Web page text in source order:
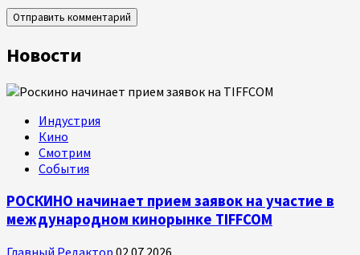
Новости
Индустрия
Кино
Смотрим
События
РОСКИНО начинает прием заявок на участие в
международном кинорынке TIFFCOM
Главный Редактор 02.07.2026